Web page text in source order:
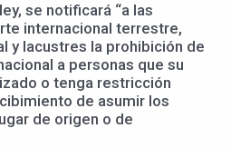
se notificará “a las
internacional terrestre,
y lacustres la prohibición de
a personas que su
o tenga restricción
de asumir los
de origen o de